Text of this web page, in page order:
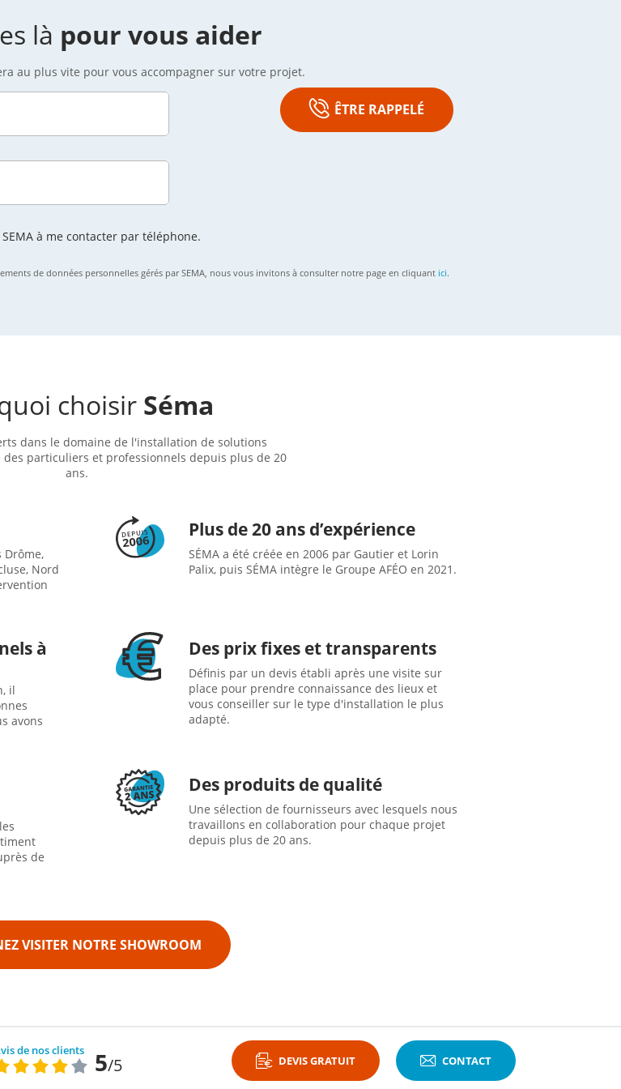
là pour vous aider
au plus vite pour vous accompagner sur votre projet.
SEMA à me contacter par téléphone.
ÊTRE RAPPELÉ
de données personnelles gérés par SEMA, nous vous invitons à consulter notre page en cliquant ici.
choisir Séma
dans le domaine de l'installation de solutions
des particuliers et professionnels depuis plus de 20
ans.
Drôme,
Nord
Plus de 20 ans d’expérience
SÉMA a été créée en 2006 par Gautier et Lorin
Palix, puis SÉMA intègre le Groupe AFÉO en 2021.
à
il
avons
Des prix fixes et transparents
Définis par un devis établi après une visite sur
place pour prendre connaissance des lieux et
vous conseiller sur le type d'installation le plus
adapté.
de
Des produits de qualité
Une sélection de fournisseurs avec lesquels nous
travaillons en collaboration pour chaque projet
depuis plus de 20 ans.
VISITER NOTRE SHOWROOM
de nos clients 5/5 DEVIS GRATUIT CONTACT